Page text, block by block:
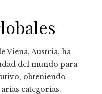
Viena, Austria, ha
del mundo para
obteniendo
categorías.